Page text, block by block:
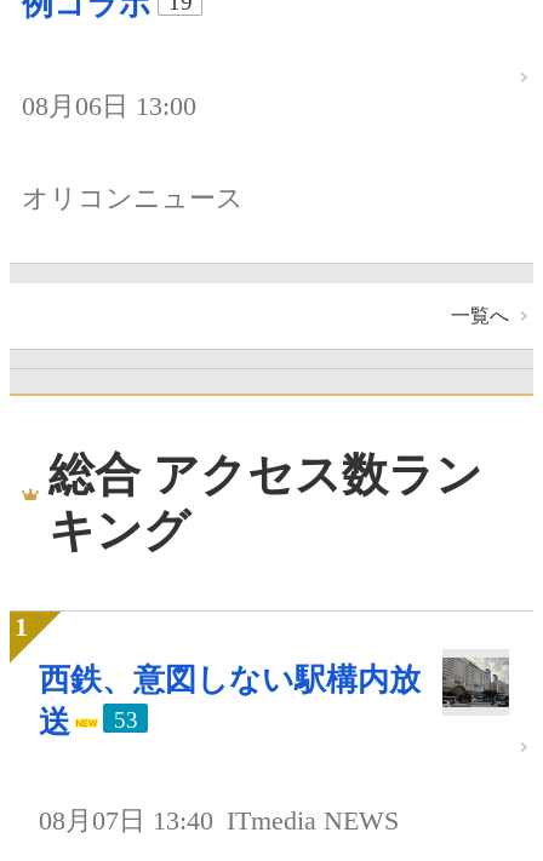
08月06日 13:00
オリコンニュース
一覧へ
総合 アクセス数ラン
キング
西鉄、意図しない駅構内放
送
53
08月07日 13:40 ITmedia NEWS